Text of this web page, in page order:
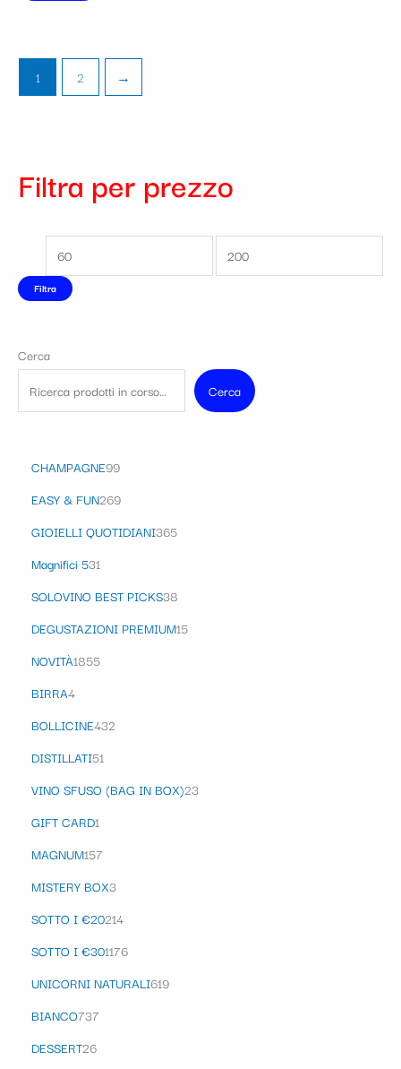
1 2 →
Filtra per prezzo
Filtra
Cerca
Cerca
CHAMPAGNE99
EASY & FUN269
GIOIELLI QUOTIDIANI365
Magnifici 531
SOLOVINO BEST PICKS38
DEGUSTAZIONI PREMIUM15
NOVITÀ1855
BIRRA4
BOLLICINE432
DISTILLATI51
VINO SFUSO (BAG IN BOX)23
GIFT CARD1
MAGNUM157
MISTERY BOX3
SOTTO I €20214
SOTTO I €301176
UNICORNI NATURALI619
BIANCO737
DESSERT26